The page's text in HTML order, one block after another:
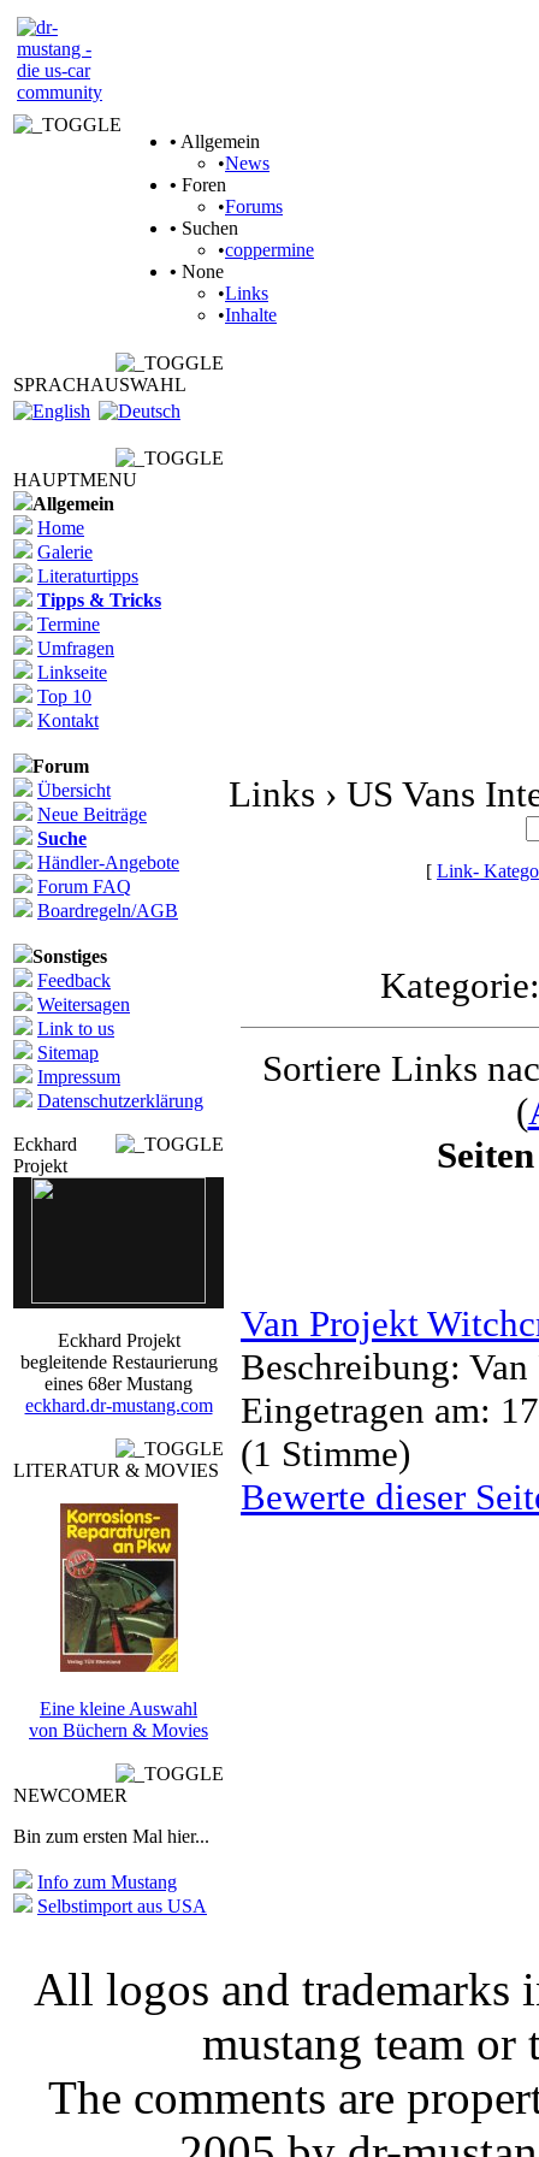
• Allgemein
•News
• Foren
•Forums
• Suchen
•coppermine
• None
•Links
•Inhalte
SPRACHAUSWAHL
HAUPTMENU
Allgemein
Home
Galerie
Literaturtipps
Tipps & Tricks
Termine
Umfragen
Linkseite
Top 10
Kontakt
Forum
Übersicht
Neue Beiträge
Suche
Händler-Angebote
Forum FAQ
Boardregeln/AGB
Sonstiges
Feedback
Weitersagen
Link to us
Sitemap
Impressum
Datenschutzerklärung
Eckhard
Projekt
Eckhard Projekt
begleitende Restaurierung
eines 68er Mustang
eckhard.dr-mustang.com
LITERATUR & MOVIES
Eine kleine Auswahl
von Büchern & Movies
NEWCOMER
Bin zum ersten Mal hier...
Info zum Mustang
Selbstimport aus USA
Links › US Vans
[ Link-
Sortiere Links
(
Van Projekt
Beschreibung:
Eingetragen am:
(1 Stimme)
Bewerte dieser
All logos and trademarks
mustang team or
The comments are